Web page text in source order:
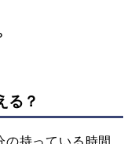
る？